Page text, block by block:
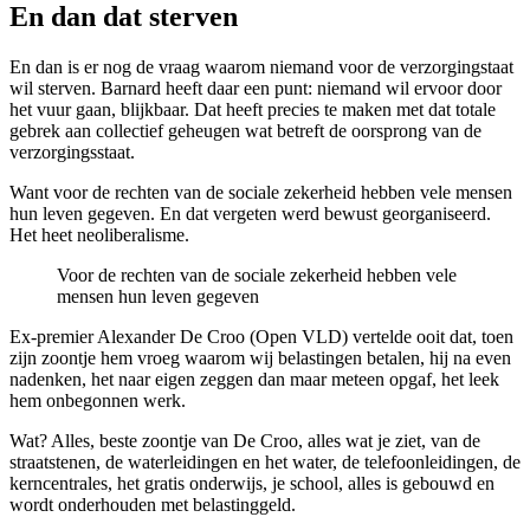
En dan dat sterven
En dan is er nog de vraag waarom niemand voor de verzorgingstaat
wil sterven. Barnard heeft daar een punt: niemand wil ervoor door
het vuur gaan, blijkbaar. Dat heeft precies te maken met dat totale
gebrek aan collectief geheugen wat betreft de oorsprong van de
verzorgingsstaat.
Want voor de rechten van de sociale zekerheid hebben vele mensen
hun leven gegeven. En dat vergeten werd bewust georganiseerd.
Het heet neoliberalisme.
Voor de rechten van de sociale zekerheid hebben vele
mensen hun leven gegeven
Ex-premier Alexander De Croo (Open VLD) vertelde ooit dat, toen
zijn zoontje hem vroeg waarom wij belastingen betalen, hij na even
nadenken, het naar eigen zeggen dan maar meteen opgaf, het leek
hem onbegonnen werk.
Wat? Alles, beste zoontje van De Croo, alles wat je ziet, van de
straatstenen, de waterleidingen en het water, de telefoonleidingen, de
kerncentrales, het gratis onderwijs, je school, alles is gebouwd en
wordt onderhouden met belastinggeld.